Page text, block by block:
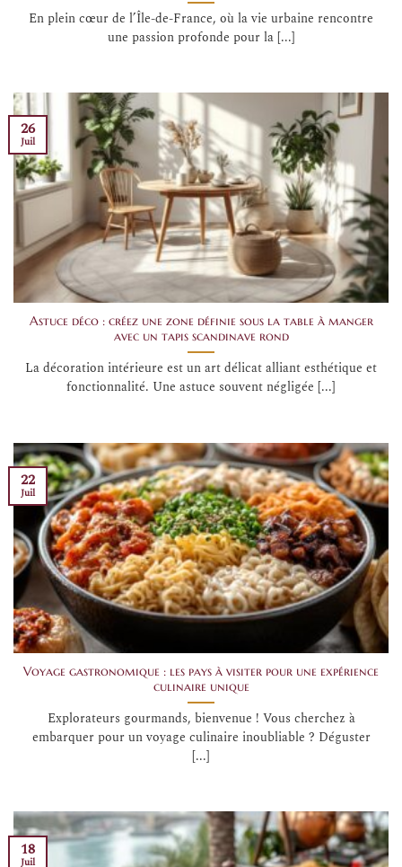
En plein cœur de l’Île-de-France, où la vie urbaine rencontre
une passion profonde pour la [...]
Astuce déco : créez une zone définie sous la table à manger
avec un tapis scandinave rond
La décoration intérieure est un art délicat alliant esthétique et
fonctionnalité. Une astuce souvent négligée [...]
26
Juil
Voyage gastronomique : les pays à visiter pour une expérience
culinaire unique
Explorateurs gourmands, bienvenue ! Vous cherchez à
embarquer pour un voyage culinaire inoubliable ? Déguster
[...]
22
Juil
18
Juil